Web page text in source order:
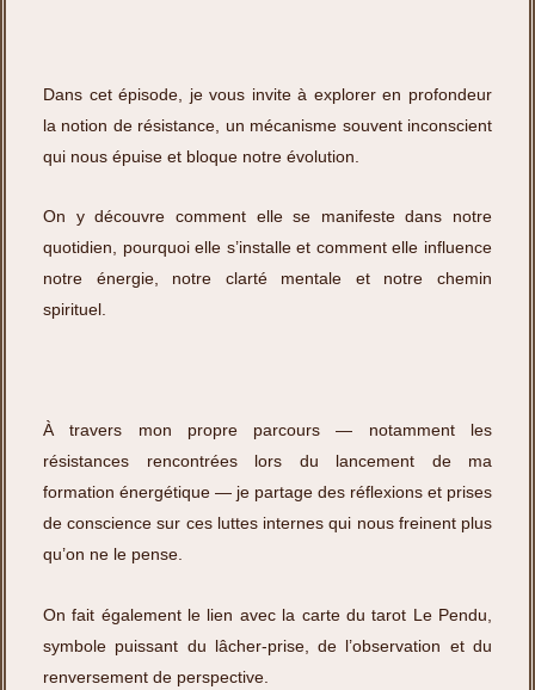
Dans cet épisode, je vous invite à explorer en profondeur
la notion de résistance, un mécanisme souvent inconscient
qui nous épuise et bloque notre évolution.
On y découvre comment elle se manifeste dans notre
quotidien, pourquoi elle s’installe et comment elle influence
notre énergie, notre clarté mentale et notre chemin
spirituel.
À travers mon propre parcours — notamment les
résistances rencontrées lors du lancement de ma
formation énergétique — je partage des réflexions et prises
de conscience sur ces luttes internes qui nous freinent plus
qu’on ne le pense.
On fait également le lien avec la carte du tarot Le Pendu,
symbole puissant du lâcher-prise, de l’observation et du
renversement de perspective.